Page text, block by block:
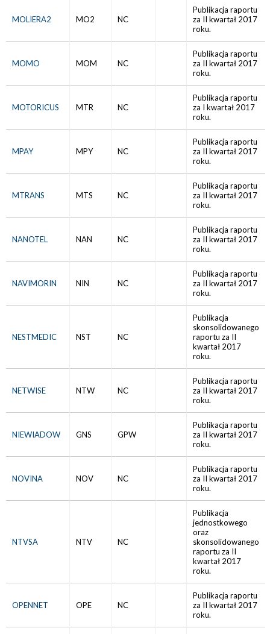
MOLIERA2 MO2 NC
Publikacja raportu
za II kwartał 2017
roku.
MOMO MOM NC
Publikacja raportu
za II kwartał 2017
roku.
MOTORICUS MTR NC
Publikacja raportu
za I kwartał 2017
roku.
MPAY MPY NC
Publikacja raportu
za II kwartał 2017
roku.
MTRANS MTS NC
Publikacja raportu
za II kwartał 2017
roku.
NANOTEL NAN NC
Publikacja raportu
za II kwartał 2017
roku.
NAVIMORIN NIN NC
Publikacja raportu
za II kwartał 2017
roku.
NESTMEDIC NST NC
Publikacja
skonsolidowanego
raportu za II
kwartał 2017
roku.
NETWISE NTW NC
Publikacja raportu
za II kwartał 2017
roku.
NIEWIADOW GNS GPW
Publikacja raportu
za II kwartał 2017
roku.
NOVINA NOV NC
Publikacja raportu
za II kwartał 2017
roku.
NTVSA NTV NC
Publikacja
jednostkowego
oraz
skonsolidowanego
raportu za II
kwartał 2017
roku.
OPENNET OPE NC
Publikacja raportu
za II kwartał 2017
roku.